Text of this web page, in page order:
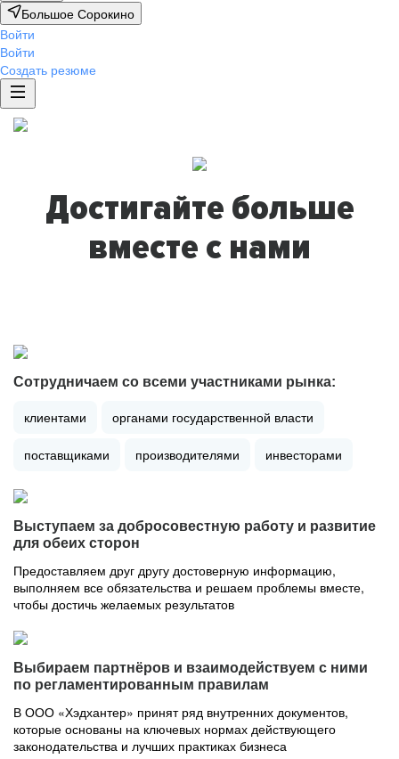
Большое Сорокино
Войти
Войти
Создать резюме
Достигайте больше
вместе с нами
Сотрудничаем со всеми участниками рынка:
клиентами органами государственной власти
поставщиками производителями инвесторами
Выступаем за добросовестную работу и развитие
для обеих сторон
Предоставляем друг другу достоверную информацию,
выполняем все обязательства и решаем проблемы вместе,
чтобы достичь желаемых результатов
Выбираем партнёров и взаимодействуем с ними
по регламентированным правилам
В ООО «Хэдхантер» принят ряд внутренних документов,
которые основаны на ключевых нормах действующего
законодательства и лучших практиках бизнеса